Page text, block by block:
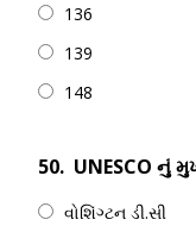
136
139
148
50. UNESCO નું
વોશિંગ્ટન ડી.સી